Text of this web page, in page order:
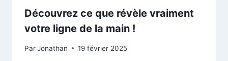
Découvrez ce que révèle vraiment
votre ligne de la main !
ParJonathan 19 février 2025